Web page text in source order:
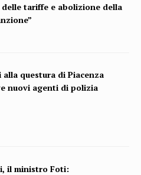
tariffe e abolizione della
alla questura di Piacenza
nuovi agenti di polizia
il ministro Foti: